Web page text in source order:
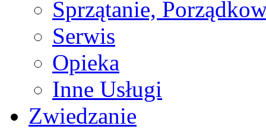
Sprzątanie,
Serwis
Opieka
Inne Usługi
Zwiedzanie